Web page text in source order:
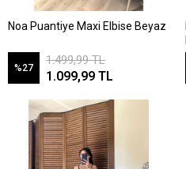
Noa Puantiye Maxi Elbise Beyaz
%27
1.499,99 TL
1.099,99 TL